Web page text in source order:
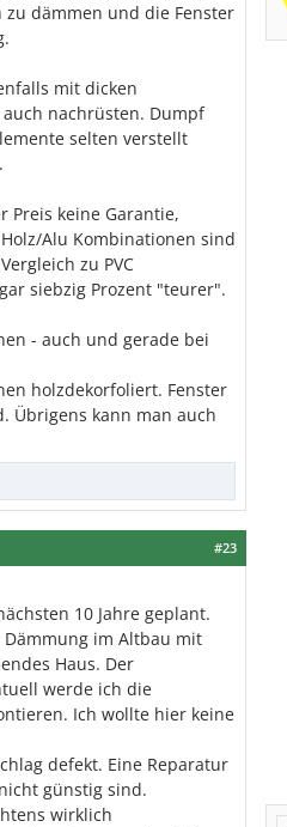
dämmen und die Fenster
mit dicken
nachrüsten. Dumpf
selten verstellt
Preis keine Garantie,
Alu Kombinationen sind
zu PVC
siebzig Prozent "teurer".
- auch und gerade bei
holzdekorfoliert. Fenster
Übrigens kann man auch
#23
10 Jahre geplant.
im Altbau mit
Haus. Der
werde ich die
Ich wollte hier keine
defekt. Eine Reparatur
günstig sind.
wirklich